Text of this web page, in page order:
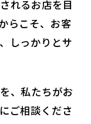
れるお店を目
らこそ、お客
しっかりとサ
、私たちがお
ご相談くださ